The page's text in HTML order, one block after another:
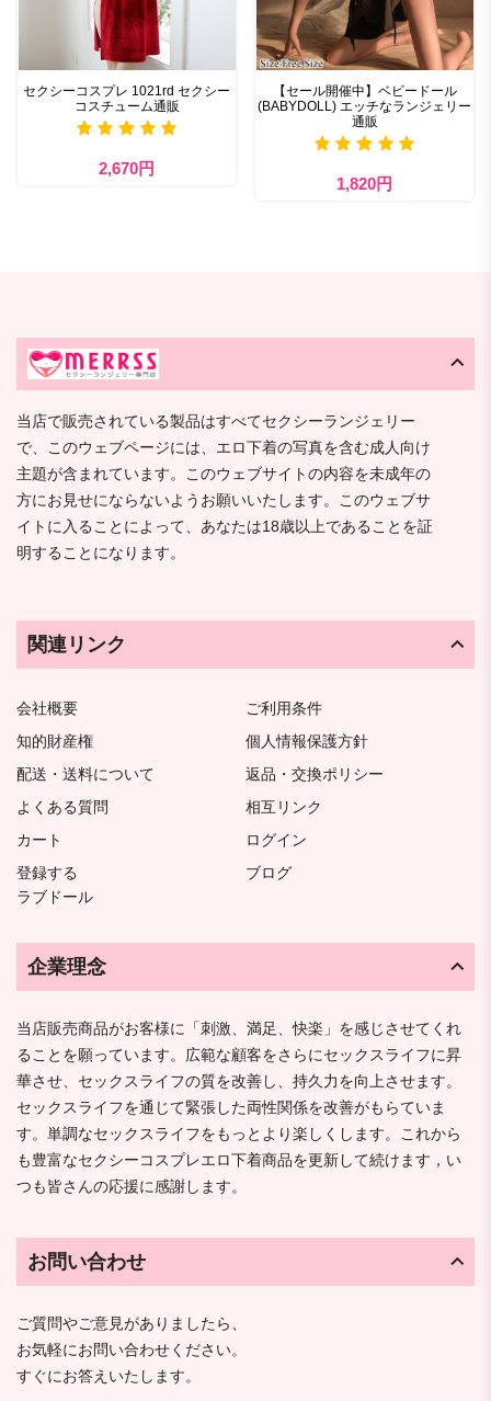
セクシーコスプレ 1021rd セクシー
コスチューム通販
2,670円
【セール開催中】ベビードール
(BABYDOLL) エッチなランジェリー
通販
1,820円
当店で販売されている製品はすべてセクシーランジェリー
で、このウェブページには、エロ下着の写真を含む成人向け
主題が含まれています。このウェブサイトの内容を未成年の
方にお見せにならないようお願いいたします。このウェブサ
イトに入ることによって、あなたは18歳以上であることを証
明することになります。
関連リンク
会社概要
ご利用条件
知的財産権
個人情報保護方針
配送・送料について
返品・交換ポリシー
よくある質問
相互リンク
カート
ログイン
登録する
ブログ
ラブドール
企業理念
当店販売商品がお客様に「刺激、満足、快楽」を感じさせてくれ
ることを願っています。広範な顧客をさらにセックスライフに昇
華させ、セックスライフの質を改善し、持久力を向上させます。
セックスライフを通じて緊張した両性関係を改善がもらていま
す。単調なセックスライフをもっとより楽しくします。これから
も豊富なセクシーコスプレエロ下着商品を更新して続けます，い
つも皆さんの応援に感謝します。
お問い合わせ
ご質問やご意見がありましたら、
お気軽にお問い合わせください。
すぐにお答えいたします。